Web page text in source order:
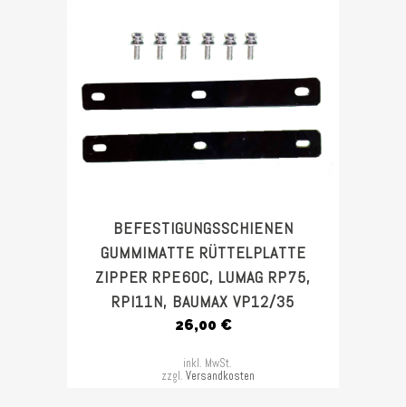
BEFESTIGUNGSSCHIENEN
GUMMIMATTE RÜTTELPLATTE
ZIPPER RPE60C, LUMAG RP75,
RPI11N, BAUMAX VP12/35
26,00 €
inkl. MwSt.
zzgl. Versandkosten